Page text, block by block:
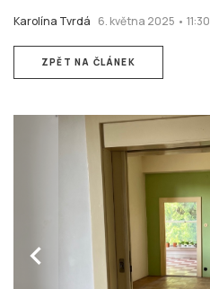
Karolína Tvrdá 6. května 2025 • 11:30
ZPĚT NA ČLÁNEK
chevron_left